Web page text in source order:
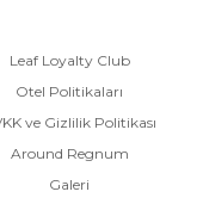
Leaf Loyalty Club
Otel Politikaları
ve Gizlilik Politikası
Around Regnum
Galeri